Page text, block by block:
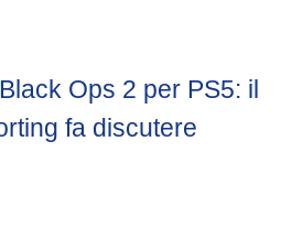
Ops 2 per PS5: il
fa discutere